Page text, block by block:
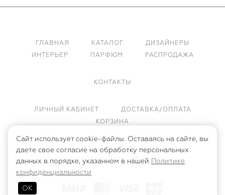
ГЛАВНАЯ КАТАЛОГ
ДИЗАЙНЕРЫ
ИНТЕРЬЕР
ПАРФЮМ РАСПРОДАЖА
КОНТАКТЫ
ЛИЧНЫЙ КАБИНЕТ
ДОСТАВКА/ОПЛАТА
КОРЗИНА
ПУБЛИЧНАЯ ОФЕРТА
ПОЛИТИКА КОНФИДЕНЦИАЛЬНОСТИ
Сайт использует cookie-файлы. Оставаясь на сайте, вы
даете свое согласие на обработку персональных
данных в порядке, указанном в нашей Политике
конфиденциальности
ОК